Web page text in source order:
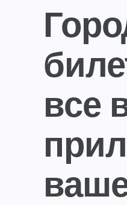
все